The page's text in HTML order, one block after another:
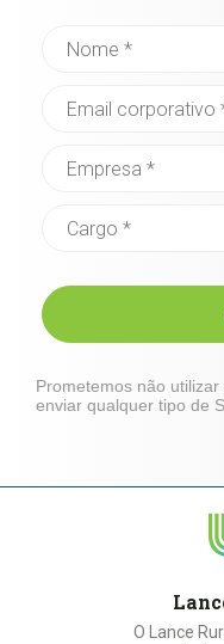
Prometemos não
enviar qualquer tipo de
O Lance